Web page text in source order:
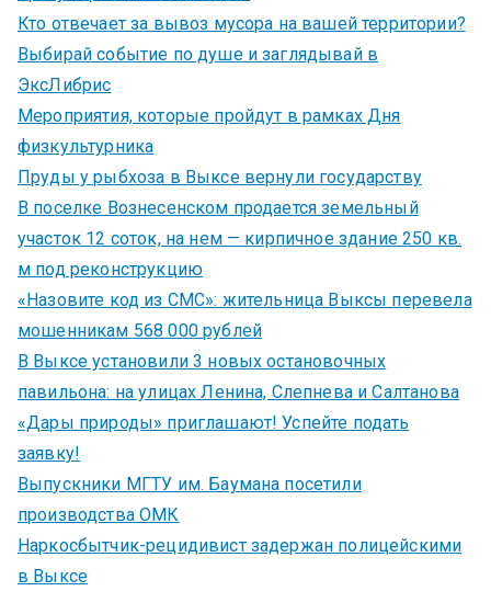
Кто отвечает за вывоз мусора на вашей территории?
Выбирай событие по душе и заглядывай в
ЭксЛибрис
Мероприятия, которые пройдут в рамках Дня
физкультурника
Пруды у рыбхоза в Выксе вернули государству
В поселке Вознесенском продается земельный
участок 12 соток, на нем — кирпичное здание 250 кв.
м под реконструкцию
«Назовите код из СМС»: жительница Выксы перевела
мошенникам 568 000 рублей
В Выксе установили 3 новых остановочных
павильона: на улицах Ленина, Слепнева и Салтанова
«Дары природы» приглашают! Успейте подать
заявку!
Выпускники МГТУ им. Баумана посетили
производства ОМК
Наркосбытчик-рецидивист задержан полицейскими
в Выксе